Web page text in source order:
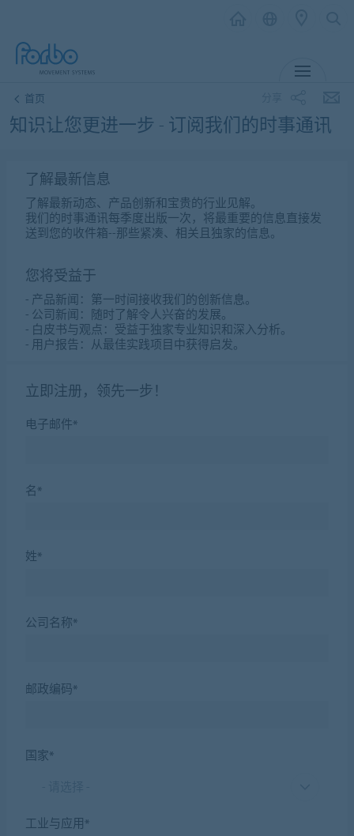
首页
知识让您更进一步 - 订阅我们的时事通讯
了解最新信息
了解最新动态、产品创新和宝贵的行业见解。
我们的时事通讯每季度出版一次，将最重要的信息直接发
送到您的收件箱--那些紧凑、相关且独家的信息。
您将受益于
- 产品新闻 ：第一时间接收我们的创新信息。
- 公司新闻 ：随时了解令人兴奋的发展。
- 白皮书与观点 ：受益于独家专业知识和深入分析。
- 用户报告 ：从最佳实践项目中获得启发。
立即注册，领先一步！
电子邮件*
名*
姓*
公司名称*
邮政编码*
国家*
工业与应用*